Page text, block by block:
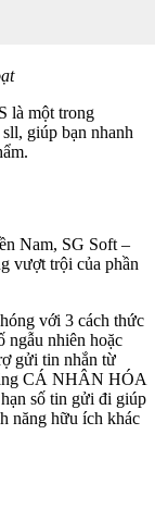
là một trong
giúp bạn nhanh
Nam, SG Soft –
vượt trội của phần
với 3 cách thức
ngẫu nhiên hoặc
gửi tin nhắn từ
CÁ NHÂN HÓA
số tin gửi đi giúp
năng hữu ích khác